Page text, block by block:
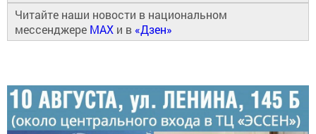
Читайте наши новости в национальном
мессенджере MAX и в «Дзен»